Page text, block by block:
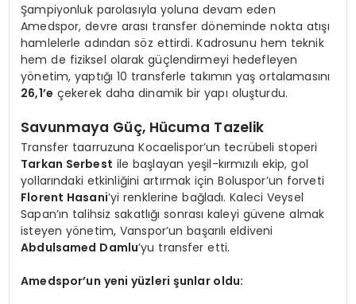
Şampiyonluk parolasıyla yoluna devam eden
Amedspor, devre arası transfer döneminde nokta atışı
hamlelerle adından söz ettirdi. Kadrosunu hem teknik
hem de fiziksel olarak güçlendirmeyi hedefleyen
yönetim, yaptığı 10 transferle takımın yaş ortalamasını
26,1’e çekerek daha dinamik bir yapı oluşturdu.
Savunmaya Güç, Hücuma Tazelik
Transfer taarruzuna Kocaelispor’un tecrübeli stoperi
Tarkan Serbest ile başlayan yeşil-kırmızılı ekip, gol
yollarındaki etkinliğini artırmak için Boluspor’un forveti
Florent Hasani’yi renklerine bağladı. Kaleci Veysel
Sapan’ın talihsiz sakatlığı sonrası kaleyi güvene almak
isteyen yönetim, Vanspor’un başarılı eldiveni
Abdulsamed Damlu’yu transfer etti.
Amedspor’un yeni yüzleri şunlar oldu: